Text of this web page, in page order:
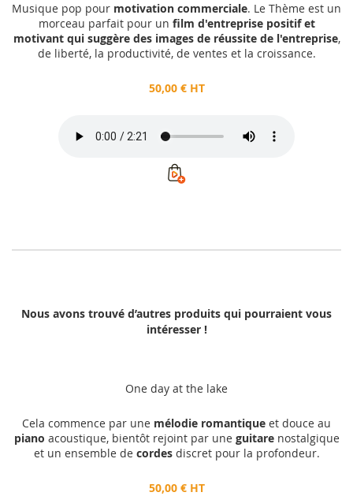
Musique pop pour motivation commerciale. Le Thème est un
morceau parfait pour un film d'entreprise positif et
motivant qui suggère des images de réussite de l'entreprise,
de liberté, la productivité, de ventes et la croissance.
50,00 € HT
Nous avons trouvé d’autres produits qui pourraient vous
intéresser !
One day at the lake
Cela commence par une mélodie romantique et douce au
piano acoustique, bientôt rejoint par une guitarenostalgique
et un ensemble de cordesdiscret pour la profondeur.
50,00 € HT